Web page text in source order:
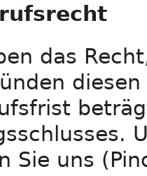
das
Sie uns